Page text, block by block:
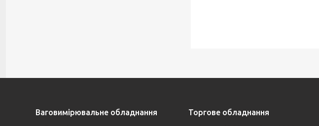
Ваговимірювальне обладнання Торгове обладнання